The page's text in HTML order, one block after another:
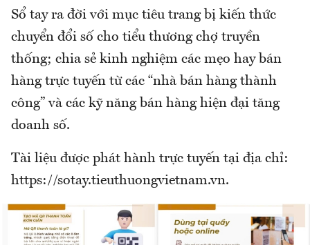
Sổ tay ra đời với mục tiêu trang bị kiến thức
chuyển đổi số cho tiểu thương chợ truyền
thống; chia sẻ kinh nghiệm các mẹo hay bán
hàng trực tuyến từ các “nhà bán hàng thành
công” và các kỹ năng bán hàng hiện đại tăng
doanh số.
Tài liệu được phát hành trực tuyến tại địa chỉ:
https://sotay.tieuthuongvietnam.vn.